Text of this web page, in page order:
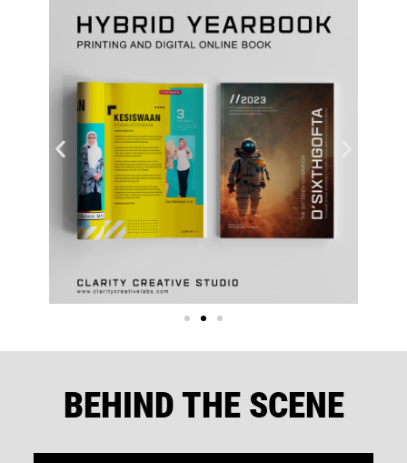
BEHIND THE SCENE